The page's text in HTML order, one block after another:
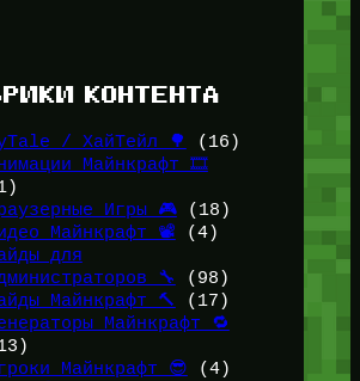
КОНТЕНТА
/ ХайТейл 🌳
(16)
Майнкрафт 🎞️
Игры 🎮(18)
Майнкрафт 📽️ (4)
для
🔧
(98)
Майнкрафт 🔨
(17)
Майнкрафт 🔁
Майнкрафт 😎 (4)